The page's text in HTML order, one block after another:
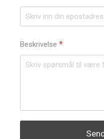
Beskrivelse *